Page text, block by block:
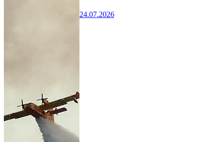
24.07.2026